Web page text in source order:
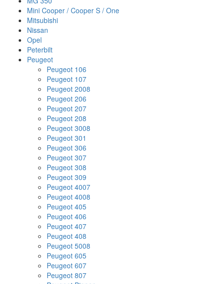
Mini Cooper / Cooper S / One
Mitsubishi
Nissan
Opel
Peterbilt
Peugeot
Peugeot 106
Peugeot 107
Peugeot 2008
Peugeot 206
Peugeot 207
Peugeot 208
Peugeot 3008
Peugeot 301
Peugeot 306
Peugeot 307
Peugeot 308
Peugeot 309
Peugeot 4007
Peugeot 4008
Peugeot 405
Peugeot 406
Peugeot 407
Peugeot 408
Peugeot 5008
Peugeot 605
Peugeot 607
Peugeot 807